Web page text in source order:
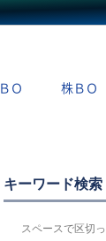
ＢＯ 株ＢＯ
キーワード検索
スペースで区切